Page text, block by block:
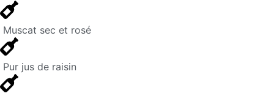
Muscat sec et rosé
Pur jus de raisin